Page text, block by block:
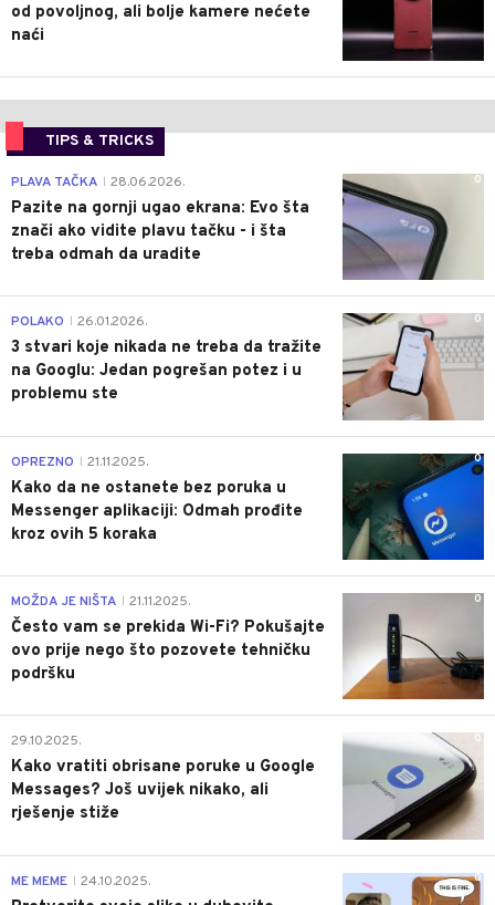
od povoljnog, ali bolje kamere nećete
naći
TIPS & TRICKS
0
PLAVA TAČKA 28.06.2026.
Pazite na gornji ugao ekrana: Evo šta
znači ako vidite plavu tačku - i šta
treba odmah da uradite
0
POLAKO 26.01.2026.
3 stvari koje nikada ne treba da tražite
na Googlu: Jedan pogrešan potez i u
problemu ste
0
OPREZNO 21.11.2025.
Kako da ne ostanete bez poruka u
Messenger aplikaciji: Odmah prođite
kroz ovih 5 koraka
0
MOŽDA JE NIŠTA 21.11.2025.
Često vam se prekida Wi-Fi? Pokušajte
ovo prije nego što pozovete tehničku
podršku
0
29.10.2025.
Kako vratiti obrisane poruke u Google
Messages? Još uvijek nikako, ali
rješenje stiže
0
ME MEME 24.10.2025.